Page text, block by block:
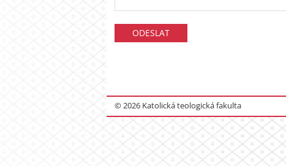
© 2026 Katolická teologická fakulta